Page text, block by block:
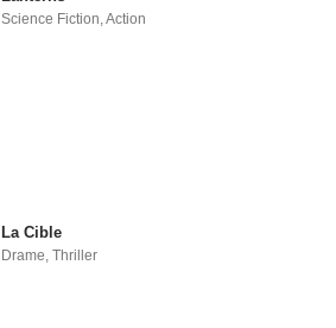
Science Fiction,Action
La Cible
Drame ,Thriller